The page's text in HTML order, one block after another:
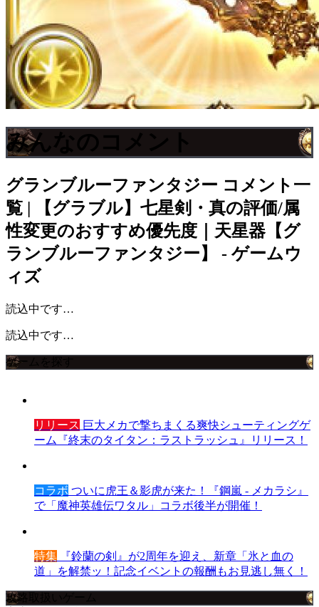
みんなのコメント
グランブルーファンタジー コメント一
覧 | 【グラブル】七星剣・真の評価/属
性変更のおすすめ優先度｜天星器【グ
ランブルーファンタジー】 - ゲームウ
ィズ
読込中です…
読込中です…
ゲームを探す
リリース 巨大メカで撃ちまくる爽快シューティングゲ
ーム『終末のタイタン：ラストラッシュ』リリース！
コラボ ついに虎王＆影虎が来た！『鋼嵐 - メカラシ』
で「魔神英雄伝ワタル」コラボ後半が開催！
特集 『鈴蘭の剣』が2周年を迎え、新章「氷と血の
道」を解禁ッ！記念イベントの報酬もお見逃し無く！
攻略取扱いゲーム